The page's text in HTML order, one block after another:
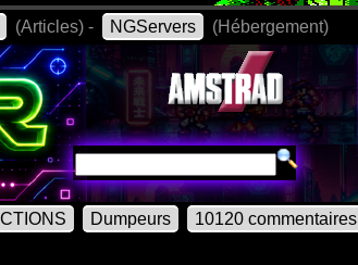
(Articles) - NGServers (Hébergement)
Dumpeurs 10120 commentaires